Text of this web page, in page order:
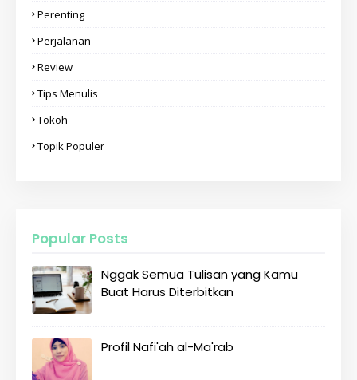
Perenting
Perjalanan
Review
Tips Menulis
Tokoh
Topik Populer
Popular Posts
Nggak Semua Tulisan yang Kamu
Buat Harus Diterbitkan
Profil Nafi'ah al-Ma'rab